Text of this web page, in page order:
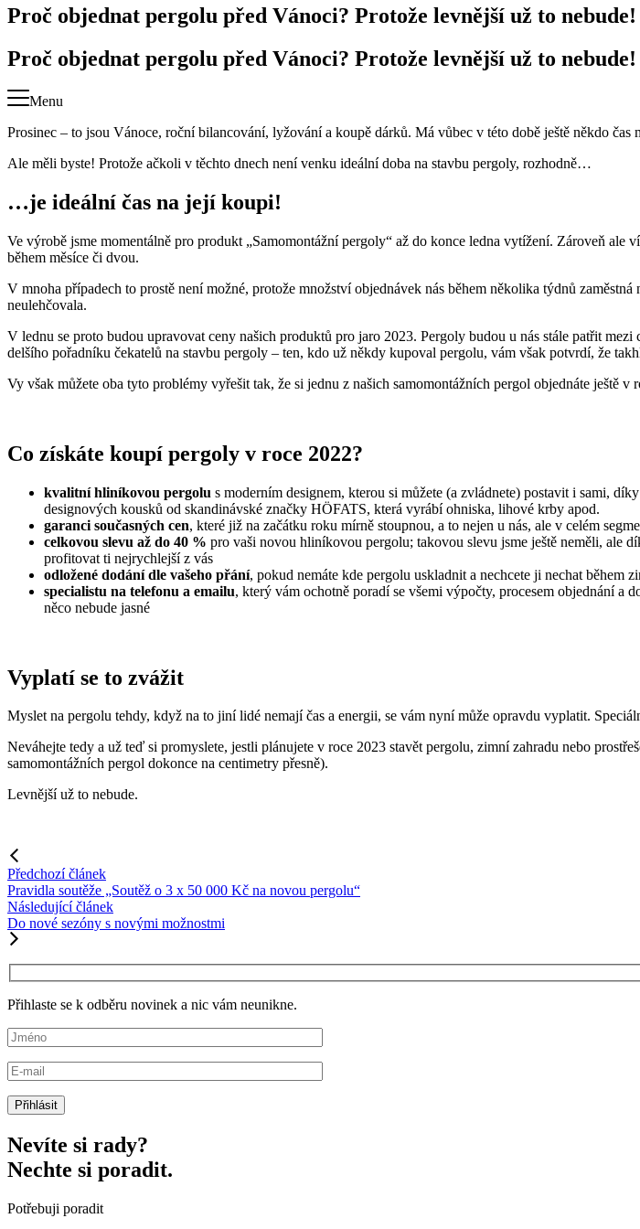
Proč objednat pergolu před Vánoci? Protože levnější už to nebude!
Proč objednat pergolu před Vánoci? Protože levnější už to nebude!
Menu
Prosinec – to jsou Vánoce, roční bilancování, lyžování a koupě dárků. Má vůbec v této době ještě někdo čas
Ale měli byste! Protože ačkoli v těchto dnech není venku ideální doba na stavbu pergoly, rozhodně…
…je ideální čas na její koupi!
Ve výrobě jsme momentálně pro produkt „Samomontážní pergoly“ až do konce ledna vytížení. Zároveň
během měsíce či dvou.
V mnoha případech to prostě není možné, protože množství objednávek nás během několika týdnů
neulehčovala.
V lednu se proto budou upravovat ceny našich produktů pro jaro 2023. Pergoly budou u nás stále patřit
delšího pořadníku čekatelů na stavbu pergoly – ten, kdo už někdy kupoval pergolu, vám však potvrdí, že
Vy však můžete oba tyto problémy vyřešit tak, že si jednu z našich samomontážních pergol objednáte ještě v
Co získáte koupí pergoly v roce 2022?
kvalitní hliníkovou pergolu s moderním designem, kterou si můžete (a zvládnete) postavit i sami,
designových kousků od skandinávské značky HÖFATS, která vyrábí ohniska, lihové krby apod.
garanci současných cen, které již na začátku roku mírně stoupnou, a to nejen u nás, ale v celém
celkovou slevu až do 40 % pro vaši novou hliníkovou pergolu; takovou slevu jsme ještě neměli, ale
profitovat ti nejrychlejší z vás
odložené dodání dle vašeho přání, pokud nemáte kde pergolu uskladnit a nechcete ji nechat během
specialistu na telefonu a emailu, který vám ochotně poradí se všemi výpočty, procesem objednání a
něco nebude jasné
Vyplatí se to zvážit
Myslet na pergolu tehdy, když na to jiní lidé nemají čas a energii, se vám nyní může opravdu vyplatit.
Neváhejte tedy a už teď si promyslete, jestli plánujete v roce 2023 stavět pergolu, zimní zahradu nebo
samomontážních pergol dokonce na centimetry přesně).
Levnější už to nebude.
Předchozí článek
Pravidla soutěže „Soutěž o 3 x 50 000 Kč na novou pergolu“
Následující článek
Do nové sezóny s novými možnostmi
Přihlaste se k odběru novinek a nic vám neunikne.
Nevíte si rady?
Nechte si poradit.
Potřebuji poradit